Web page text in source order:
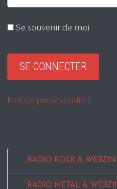
Se souvenir de moi
Mot de passe oublié ?
RADIO ROCK &
RADIO METAL &